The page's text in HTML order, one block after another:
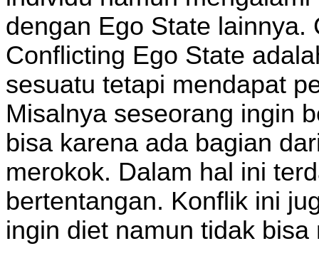
dengan Ego State
Conflicting Ego State
sesuatu tetapi mendapat
Misalnya seseorang ingin
bisa karena ada bagian
merokok. Dalam hal ini
bertentangan. Konflik ini
ingin diet namun tidak